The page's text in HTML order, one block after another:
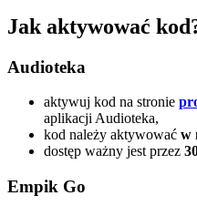
Jak aktywować
Audioteka
aktywuj kod na stronie
aplikacji Audioteka,
kod należy aktywować w
dostęp ważny jest przez
Empik Go